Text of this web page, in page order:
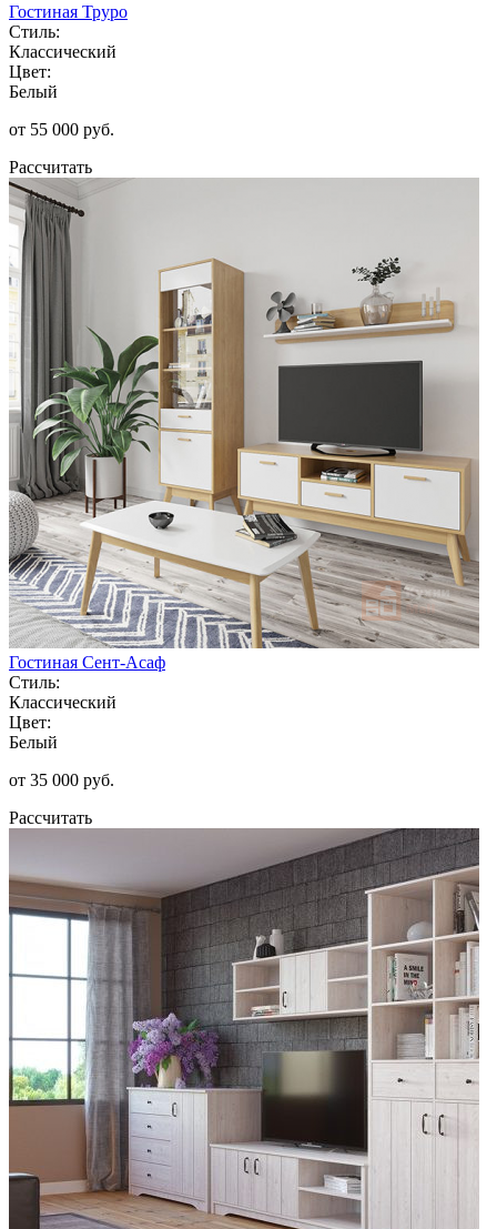
Гостиная Труро
Стиль:
Классический
Цвет:
Белый
от 55 000 руб.
Рассчитать
Гостиная Сент-Асаф
Стиль:
Классический
Цвет:
Белый
от 35 000 руб.
Рассчитать